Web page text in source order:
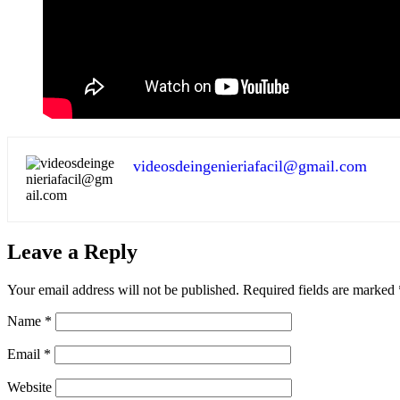
videosdeingenieriafacil@gmail.com
Leave a Reply
Your email address will not be published. Required fields are marked
Name *
Email *
Website